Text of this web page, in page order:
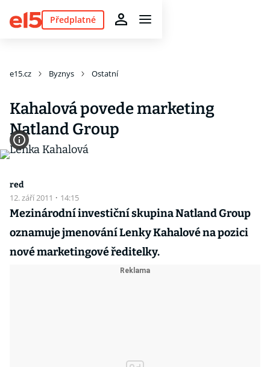
Předplatné
e15.cz Byznys Ostatní
Kahalová povede marketing
Natland Group
red
12. září 2011 · 14:15
Mezinárodní investiční skupina Natland Group
oznamuje jmenování Lenky Kahalové na pozici
nové marketingové ředitelky.